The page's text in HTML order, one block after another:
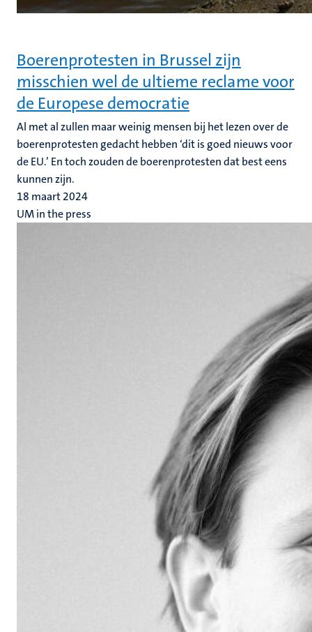
Boerenprotesten in Brussel zijn
misschien wel de ultieme reclame voor
de Europese democratie
Al met al zullen maar weinig mensen bij het lezen over de
boerenprotesten gedacht hebben ‘dit is goed nieuws voor
de EU.’ En toch zouden de boerenprotesten dat best eens
kunnen zijn.
18 maart 2024
UM in the press